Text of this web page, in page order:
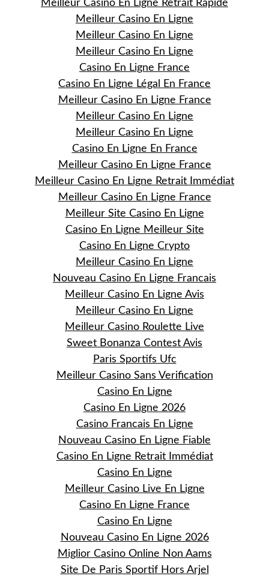
Meilleur Casino En Ligne Retrait Rapide
Meilleur Casino En Ligne
Meilleur Casino En Ligne
Meilleur Casino En Ligne
Casino En Ligne France
Casino En Ligne Légal En France
Meilleur Casino En Ligne France
Meilleur Casino En Ligne
Meilleur Casino En Ligne
Casino En Ligne En France
Meilleur Casino En Ligne France
Meilleur Casino En Ligne Retrait Immédiat
Meilleur Casino En Ligne France
Meilleur Site Casino En Ligne
Casino En Ligne Meilleur Site
Casino En Ligne Crypto
Meilleur Casino En Ligne
Nouveau Casino En Ligne Francais
Meilleur Casino En Ligne Avis
Meilleur Casino En Ligne
Meilleur Casino Roulette Live
Sweet Bonanza Contest Avis
Paris Sportifs Ufc
Meilleur Casino Sans Verification
Casino En Ligne
Casino En Ligne 2026
Casino Francais En Ligne
Nouveau Casino En Ligne Fiable
Casino En Ligne Retrait Immédiat
Casino En Ligne
Meilleur Casino Live En Ligne
Casino En Ligne France
Casino En Ligne
Nouveau Casino En Ligne 2026
Miglior Casino Online Non Aams
Site De Paris Sportif Hors Arjel